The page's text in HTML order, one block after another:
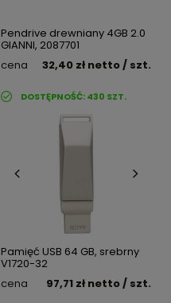
Pendrive drewniany 4GB 2.0
GIANNI, 2087701
cena
32,40 zł netto/ szt.
DOSTĘPNOŚĆ:430 SZT.
Pamięć USB 64 GB, srebrny
V1720-32
cena
97,71 zł netto/ szt.